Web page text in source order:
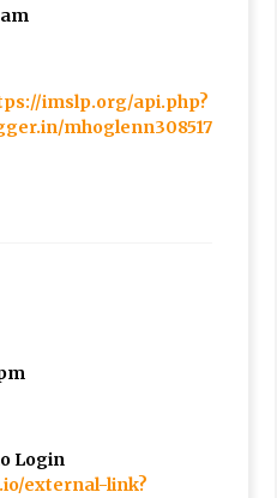
imslp.org/api.php?
mhoglenn308517
Login
external-link?